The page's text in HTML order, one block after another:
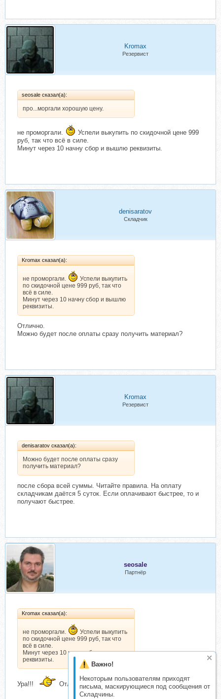
Важно!
Некоторым пользователям приходят
письма, маскирующиеся под сообщения от
Складчины.
Kromax
Резервист
seosale сказал(а):
про...моргали хорошую цену.
не проморгали.
Успели выкупить по скидочной цене 999
руб, так что всё в силе.
Минут через 10 начну сбор и вышлю реквизиты.
denisaratov
Складчик
Kromax сказал(а):
не проморгали.
Успели выкупить
по скидочной цене 999 руб, так что
всё в силе.
Минут через 10 начну сбор и вышлю
реквизиты.
Отлично.
Можно будет после оплаты сразу получить материал?
Kromax
Резервист
denisaratov сказал(а):
Можно будет после оплаты сразу
получить материал?
после сбора всей суммы. Читайте правила. На оплату
складчикам даётся 5 суток. Если оплачивают быстрее, то и
получают быстрее.
seosale
Партнёр
Kromax сказал(а):
не проморгали.
Успели выкупить
по скидочной цене 999 руб, так что
всё в силе.
Минут через 10 начну сбор и вышлю
реквизиты.
Ура!!! Отличная новость, что цена старая!!!